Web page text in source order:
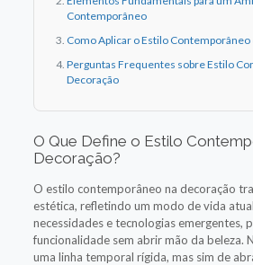
Contemporâneo
Como Aplicar o Estilo
Perguntas Frequentes sobre Estilo
Decoração
O Que Define o Estilo
Decoração?
O estilo contemporâneo na decoração
estética, refletindo um modo de vida
necessidades e tecnologias emergentes,
funcionalidade sem abrir mão da beleza.
uma linha temporal rígida, mas sim de